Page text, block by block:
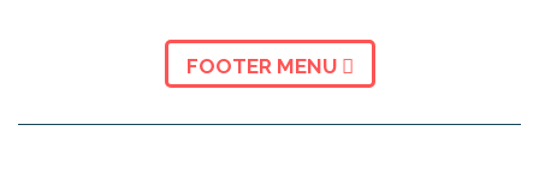
FOOTER MENU